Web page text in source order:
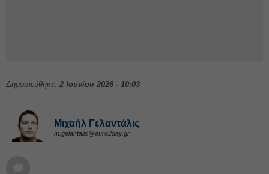
Δημοσιεύθηκε: 2 Ιουνίου 2026 - 10:03
Μιχαήλ Γελαντάλις
m.gelantalis@euro2day.gr